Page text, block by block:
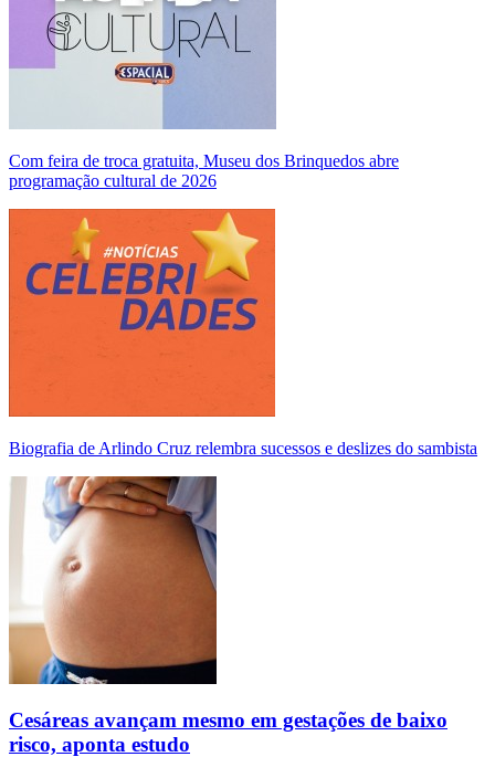
Com feira de troca gratuita, Museu dos Brinquedos abre
programação cultural de 2026
Biografia de Arlindo Cruz relembra sucessos e deslizes do sambista
Cesáreas avançam mesmo em gestações de baixo
risco, aponta estudo